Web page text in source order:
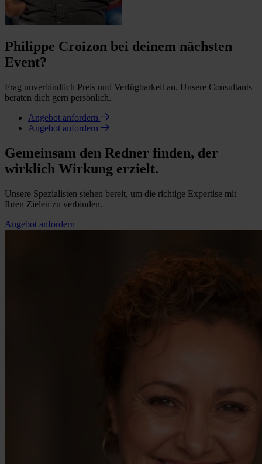
Philippe Croizon bei deinem nächsten
Event?
Frag unverbindlich Preis und Verfügbarkeit an. Unsere Consultants
beraten dich gern persönlich.
Angebot anfordern
Angebot anfordern
Gemeinsam den Redner finden, der
wirklich Wirkung erzielt.
Unsere Spezialisten stehen bereit, um die richtige Expertise mit
Ihren Zielen zu verbinden.
Angebot anfordern